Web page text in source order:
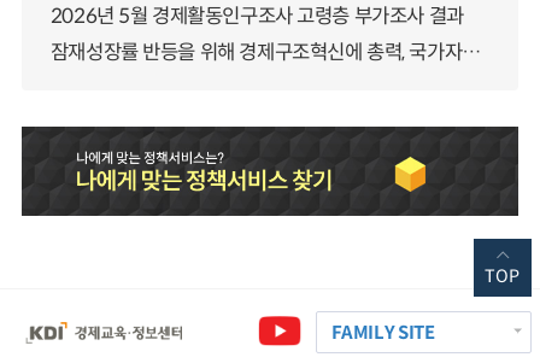
2026년 5월 경제활동인구조사 고령층 부가조사 결과
잠재성장률 반등을 위해 경제구조혁신에 총력, 국가자산 관리체계 대전환
FAMILY SITE
TOP